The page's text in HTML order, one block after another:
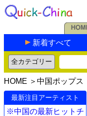
新着すべて
HOME ＞ 中国ポップス
最新注目アーティスト
※中国の最新ヒットチ